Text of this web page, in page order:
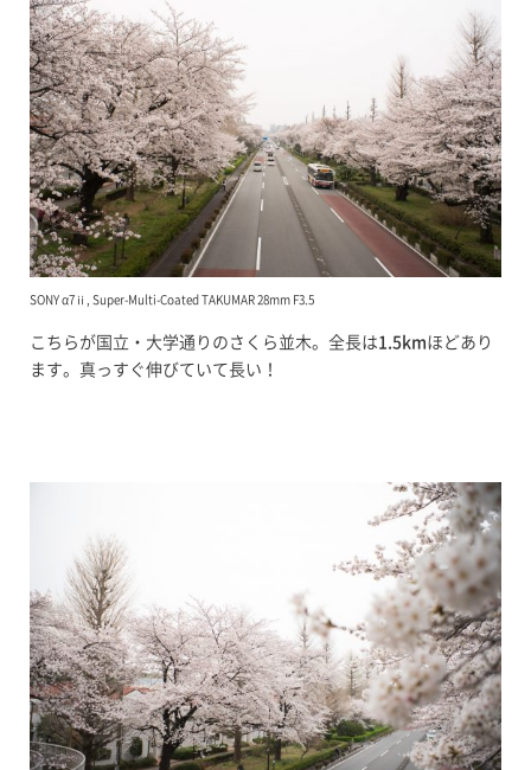
SONY α7ⅱ, Super-Multi-Coated TAKUMAR 28mm F3.5
こちらが国立・大学通りのさくら並木。全長は1.5kmほどあり
ます。真っすぐ伸びていて長い！